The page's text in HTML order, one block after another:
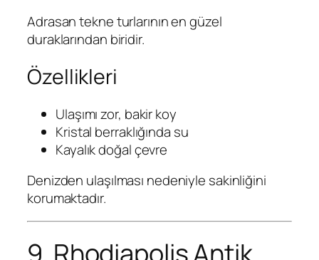
Adrasan tekne turlarının en güzel
duraklarından biridir.
Özellikleri
Ulaşımı zor, bakir koy
Kristal berraklığında su
Kayalık doğal çevre
Denizden ulaşılması nedeniyle sakinliğini
korumaktadır.